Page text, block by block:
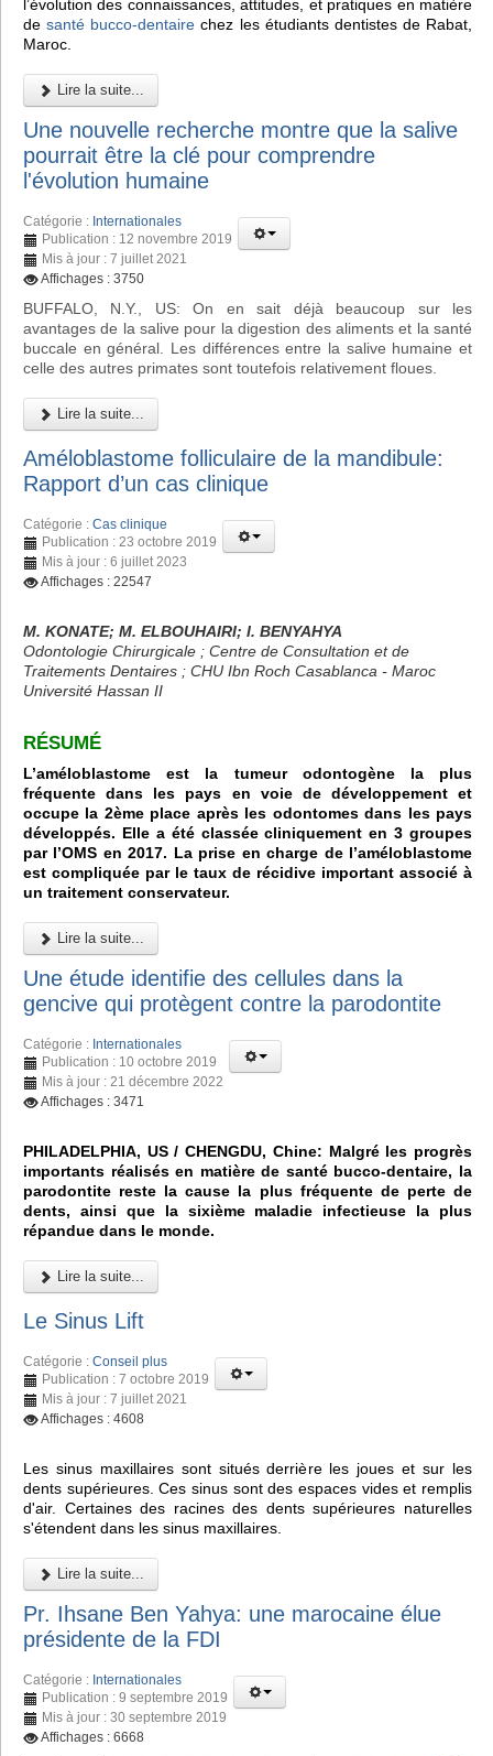
l’évolution des connaissances, attitudes, et pratiques en matière
desanté bucco-dentaire chez les étudiants dentistes de Rabat,
Maroc.
Lire la suite...
Une nouvelle recherche montre que la salive
pourrait être la clé pour comprendre
l'évolution humaine
Catégorie : Internationales
Publication : 12 novembre 2019
Mis à jour : 7 juillet 2021
Affichages : 3750
BUFFALO, N.Y., US: On en sait déjà beaucoup sur les
avantages de la salive pour la digestion des aliments et la santé
buccale en général. Les différences entre la salive humaine et
celle des autres primates sont toutefois relativement floues.
Lire la suite...
Améloblastome folliculaire de la mandibule:
Rapport d’un cas clinique
Catégorie : Cas clinique
Publication : 23 octobre 2019
Mis à jour : 6 juillet 2023
Affichages : 22547
M. KONATE; M. ELBOUHAIRI; I. BENYAHYA
Odontologie Chirurgicale ; Centre de Consultation et de
Traitements Dentaires ; CHU Ibn Roch Casablanca - Maroc
Université Hassan II
RÉSUMÉ
L’améloblastome est la tumeur odontogène la plus
fréquente dans les pays en voie de développement et
occupe la 2ème place après les odontomes dans les pays
développés. Elle a été classée cliniquement en 3 groupes
par l’OMS en 2017. La prise en charge de l’améloblastome
est compliquée par le taux de récidive important associé à
un traitement conservateur.
Lire la suite...
Une étude identifie des cellules dans la
gencive qui protègent contre la parodontite
Catégorie : Internationales
Publication : 10 octobre 2019
Mis à jour : 21 décembre 2022
Affichages : 3471
PHILADELPHIA, US / CHENGDU, Chine: Malgré les progrès
importants réalisés en matière de santé bucco-dentaire, la
parodontite reste la cause la plus fréquente de perte de
dents, ainsi que la sixième maladie infectieuse la plus
répandue dans le monde.
Lire la suite...
Le Sinus Lift
Catégorie : Conseil plus
Publication : 7 octobre 2019
Mis à jour : 7 juillet 2021
Affichages : 4608
Les sinus maxillaires sont situés derrière les joues et sur les
dents supérieures. Ces sinus sont des espaces vides et remplis
d'air. Certaines des racines des dents supérieures naturelles
s'étendent dans les sinus maxillaires.
Lire la suite...
Pr. Ihsane Ben Yahya: une marocaine élue
présidente de la FDI
Catégorie : Internationales
Publication : 9 septembre 2019
Mis à jour : 30 septembre 2019
Affichages : 6668